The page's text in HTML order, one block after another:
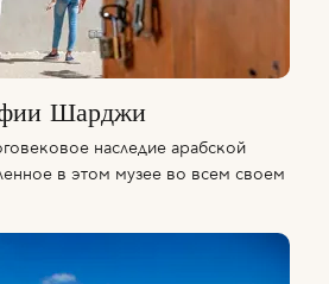
Шарджи
наследие арабской
в этом музее во всем своем